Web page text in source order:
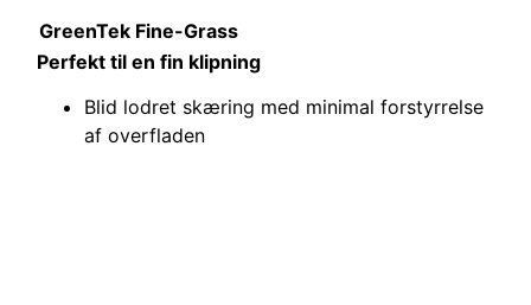
GreenTek Fine-Grass
Perfekt til en fin klipning
Blid lodret skæring med minimal forstyrrelse
af overfladen